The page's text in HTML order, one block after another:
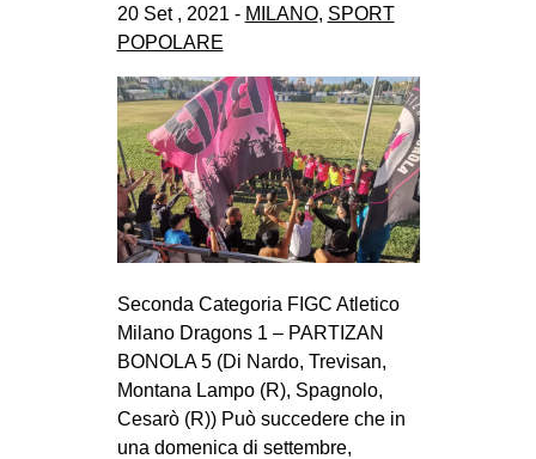
20 Set , 2021 - MILANO, SPORT
POPOLARE
Seconda Categoria FIGC Atletico
Milano Dragons 1 – PARTIZAN
BONOLA 5 (Di Nardo, Trevisan,
Montana Lampo (R), Spagnolo,
Cesarò (R)) Può succedere che in
una domenica di settembre,